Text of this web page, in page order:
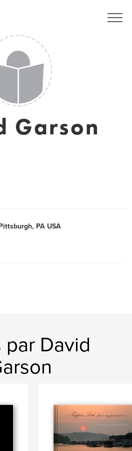
Garson
PA USA
par David